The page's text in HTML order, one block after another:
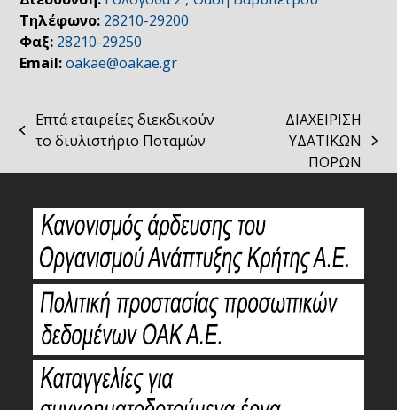
Τηλέφωνο: 28210-29200
Φαξ: 28210-29250
Email: oakae@oakae.gr
previous
Επτά εταιρείες διεκδικούν
το διυλιστήριο Ποταμών
post:
ΔΙΑΧΕΙΡΙΣΗ
ΥΔΑΤΙΚΩΝ
ΠΟΡΩΝ